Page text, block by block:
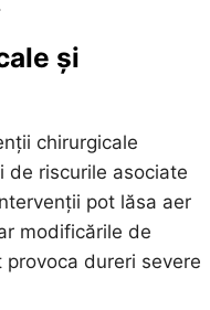
și
chirurgicale
de riscurile asociate
pot lăsa aer
modificările de
dureri severe